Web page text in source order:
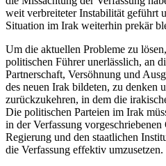
weit verbreiteter Instabilität geführt
Situation im Irak weiterhin prekär
Um die aktuellen Probleme zu
politischen Führer unerlässlich, an
Partnerschaft, Versöhnung und
des neuen Irak bildeten, zu denken
zurückzukehren, in dem die
Die politischen Parteien im Irak
in der Verfassung
Regierung und den staatlichen
die Verfassung effektiv umzusetzen.